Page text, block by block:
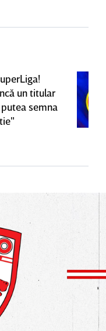
un titular
semna